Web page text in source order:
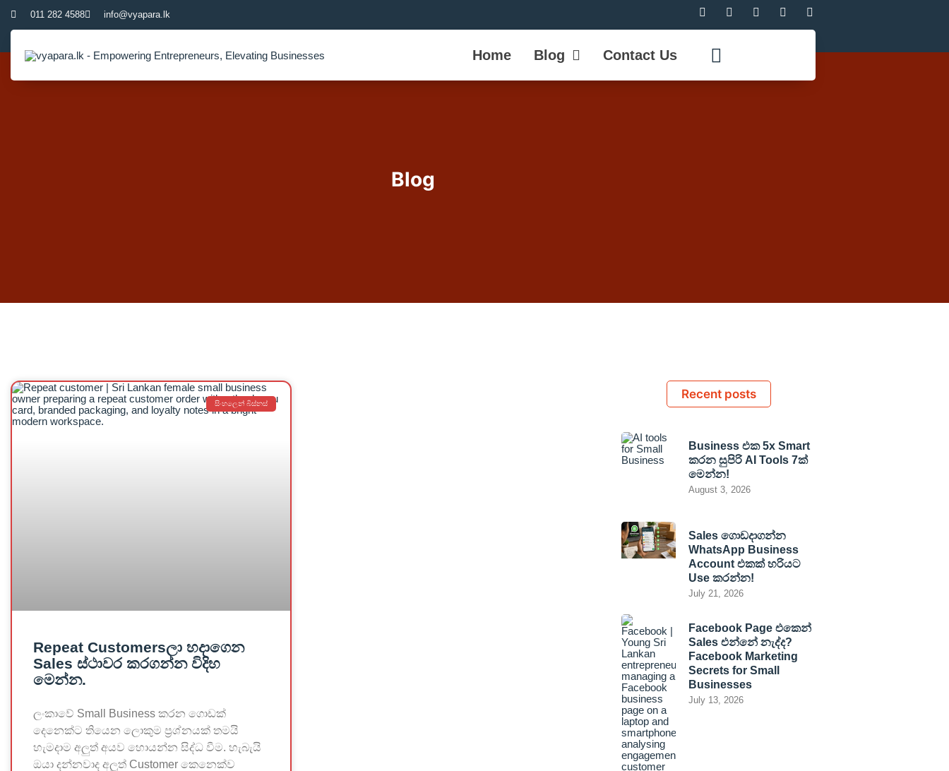
011 282 4588 info@vyapara.lk
Home Blog Contact Us
Blog
සිංහලෙන් බිස්නස්
Repeat Customersලා හදාගෙන
Sales ස්ථාවර කරගන්න විදිහ
මෙන්න.
ලංකාවේ Small Business කරන ගොඩක්
දෙනෙක්ට තියෙන ලොකුම ප්‍රශ්නයක් තමයි
හැමදාම අලුත් අයව හොයන්න සිද්ධ වීම. හැබැයි
ඔයා දන්නවාද අලුත් Customer කෙනෙක්ව
Recent posts
Business එක 5x Smart
කරන සුපිරි AI Tools 7ක්
මෙන්න!
August 3, 2026
Sales ගොඩදාගන්න
WhatsApp Business
Account එකක් හරියට
Use කරන්න!
July 21, 2026
Facebook Page එකෙන්
Sales එන්නේ නැද්ද?
Facebook Marketing
Secrets for Small
Businesses
July 13, 2026